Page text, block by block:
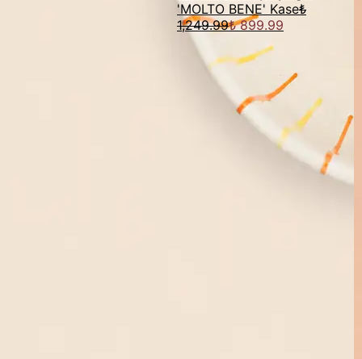
'MOLTO BENE' Kase₺
1,249.99₺ 899.99